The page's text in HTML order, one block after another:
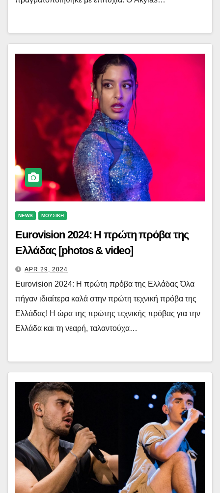
NEWS ΜΟΥΣΙΚΗ
Eurovision 2024: Η πρώτη πρόβα της
Ελλάδας [photos & video]
APR 29, 2024
Eurovision 2024: Η πρώτη πρόβα της Ελλάδας Όλα
πήγαν ιδιαίτερα καλά στην πρώτη τεχνική πρόβα της
Ελλάδας! Η ώρα της πρώτης τεχνικής πρόβας για την
Ελλάδα και τη νεαρή, ταλαντούχα…